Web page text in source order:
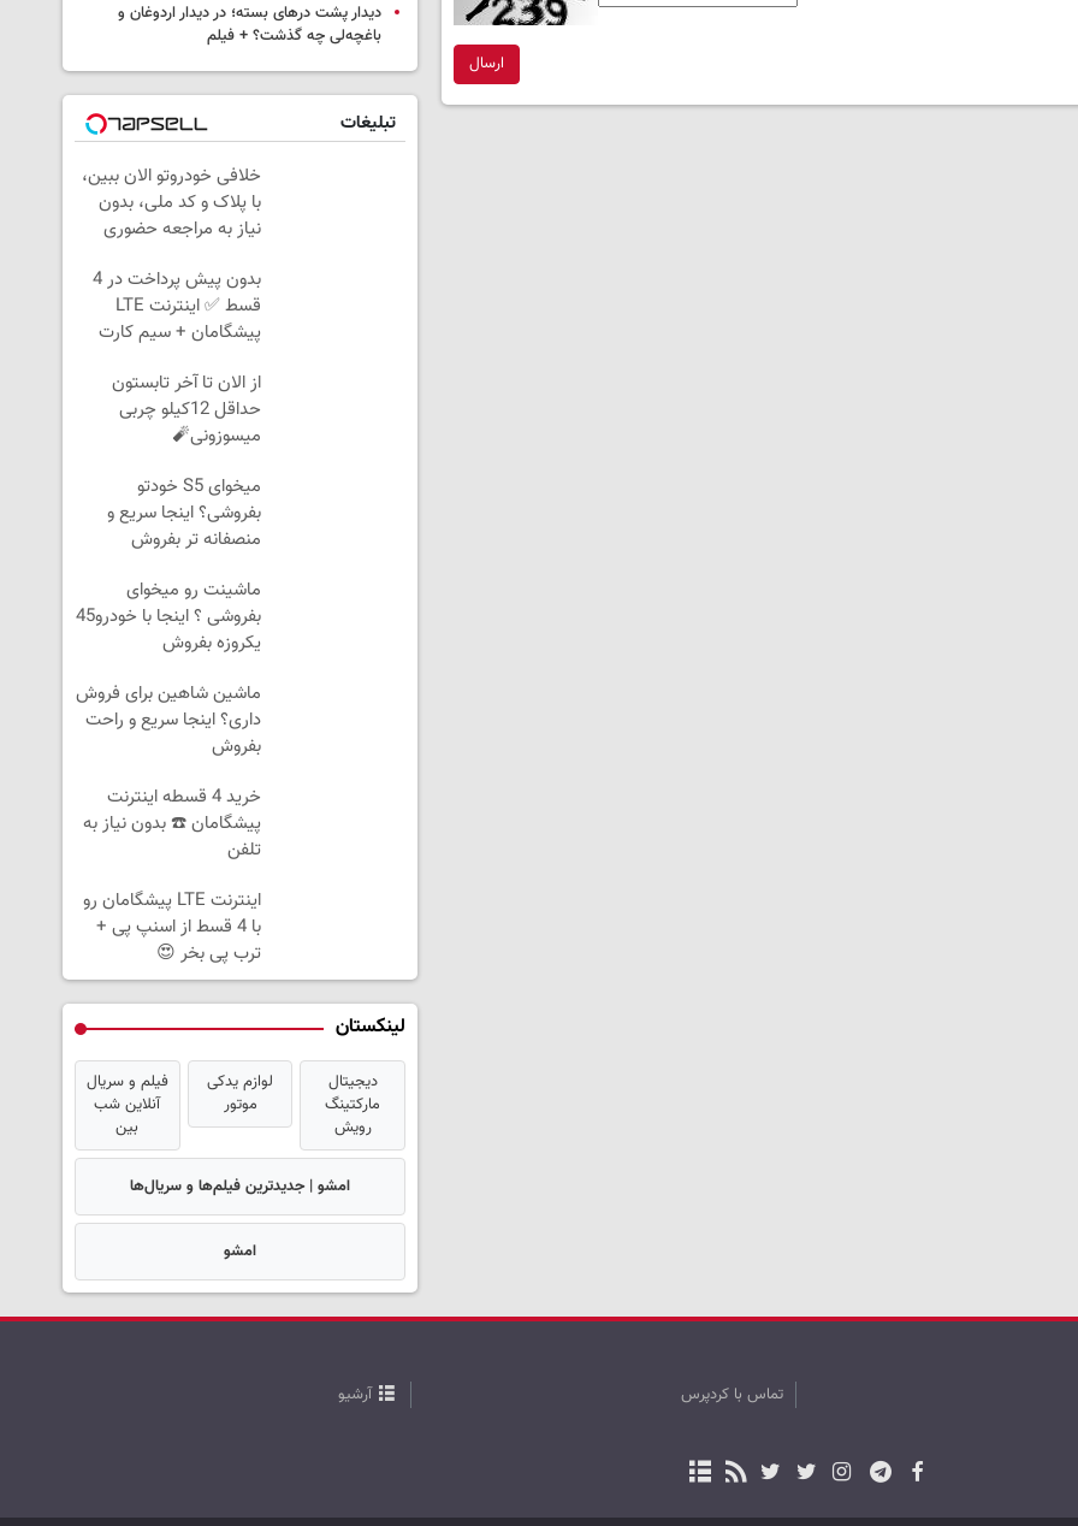
ارسال
دیدار پشت درهای بسته؛ در دیدار اردوغان و
باغچه‌لی چه گذشت؟ + فیلم
تبلیغات
خلافی خودروتو الان ببین،
با پلاک و کد ملی، بدون
نیاز به مراجعه حضوری
بدون پیش پرداخت در 4
قسط ✅ اینترنت LTE
پیشگامان + سیم کارت
از الان تا آخر تابستون
حداقل 12کیلو چربی
میسوزونی🧨
میخوای S5 خودتو
بفروشی؟ اینجا سریع و
منصفانه تر بفروش
ماشینت رو میخوای
بفروشی ؟ اینجا با خودرو45
یکروزه بفروش
ماشین شاهین برای فروش
داری؟ اینجا سریع و راحت
بفروش
خرید 4 قسطه اینترنت
پیشگامان ☎️ بدون نیاز به
تلفن
اینترنت LTE پیشگامان رو
با 4 قسط از اسنپ پی +
ترب پی بخر 😍
لینکستان
دیجیتال
مارکتینگ
رویش
لوازم یدکی
موتور
فیلم و سریال
آنلاین شب
بین
امشو | جدیدترین فیلم‌ها و سریال‌ها
امشو
تماس با کردپرس آرشیو